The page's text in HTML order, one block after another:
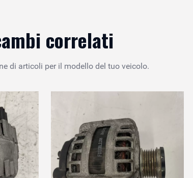
correlati
di articoli per il modello del tuo veicolo.